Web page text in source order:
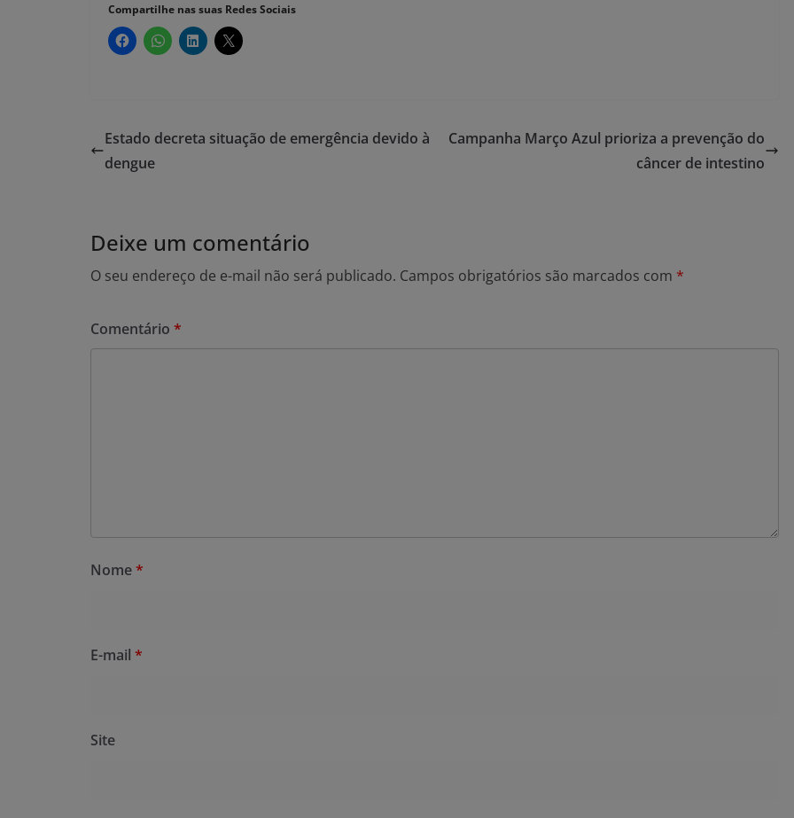
Compartilhe nas suas Redes Sociais
Estado decreta situação de emergência devido à
dengue
Campanha Março Azul prioriza a prevenção do
câncer de intestino
Deixe um comentário
O seu endereço de e-mail não será publicado. Campos obrigatórios são marcados com *
Comentário *
Nome*
E-mail *
Site